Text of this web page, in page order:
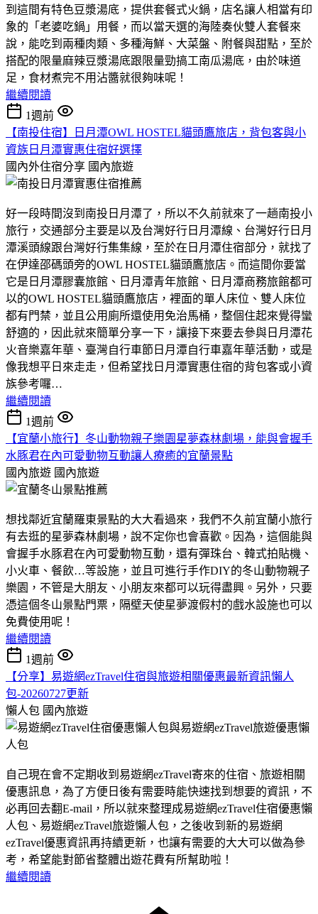
到這間有特色豆漿湯底，提供套餐式火鍋，店名讓人相當有印
象的「老婆吃鍋」用餐，而以當天選的海陸奏伙雙人套餐來
說，能吃到兩種肉類、多種海鮮、大菜盤、附餐與甜點，至於
搭配的限量麻辣豆漿湯底跟限量勁搞工南瓜湯底，由於味道
足，食材煮完不用沾醬就很夠味呢！
繼續閱讀
1週前
【南投住宿】日月潭OWL HOSTEL貓頭鷹旅店，背包客與小
資族日月潭實惠住宿好選擇
國內外住宿分享 國內旅遊
好一段時間沒到南投日月潭了，所以不久前就來了一趟南投小
旅行，交通部分主要是以及台灣好行日月潭線、台灣好行日月
潭溪頭線跟台灣好行集集線，至於在日月潭住宿部分，就找了
在伊達邵碼頭旁的OWL HOSTEL貓頭鷹旅店。而這間你要當
它是日月潭膠囊旅館、日月潭青年旅館、日月潭商務旅館都可
以的OWL HOSTEL貓頭鷹旅店，裡面的單人床位、雙人床位
都有門禁，並且公用廁所還使用免治馬桶，整個住起來覺得蠻
舒適的，因此就來簡單分享一下，讓接下來要去參與日月潭花
火音樂嘉年華、臺灣自行車節日月潭自行車嘉年華活動，或是
像我想平日來走走，但希望找日月潭實惠住宿的背包客或小資
族參考囉…
繼續閱讀
1週前
【宜蘭小旅行】冬山動物親子樂園星夢森林劇場，能與會握手
水豚君在內可愛動物互動讓人療癒的宜蘭景點
國內旅遊 國內旅遊
想找鄰近宜蘭羅東景點的大大看過來，我們不久前宜蘭小旅行
有去逛的星夢森林劇場，說不定你也會喜歡。因為，這個能與
會握手水豚君在內可愛動物互動，還有彈珠台、韓式拍貼機、
小火車、餐飲…等設施，並且可進行手作DIY的冬山動物親子
樂園，不管是大朋友、小朋友來都可以玩得盡興。另外，只要
憑這個冬山景點門票，隔壁天使星夢渡假村的戲水設施也可以
免費使用呢！
繼續閱讀
1週前
【分享】易遊網ezTravel住宿與旅遊相關優惠最新資訊懶人
包-20260727更新
懶人包 國內旅遊
自己現在會不定期收到易遊網ezTravel寄來的住宿、旅遊相關
優惠訊息，為了方便日後有需要時能快速找到想要的資訊，不
必再回去翻E-mail，所以就來整理成易遊網ezTravel住宿優惠懶
人包、易遊網ezTravel旅遊懶人包，之後收到新的易遊網
ezTravel優惠資訊再持續更新，也讓有需要的大大可以做為參
考，希望能對節省整體出遊花費有所幫助啦！
繼續閱讀